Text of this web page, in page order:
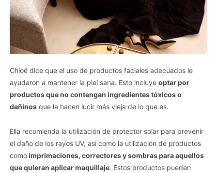
Chloë dice que el uso de productos faciales adecuados le
ayudaron a mantener la piel sana. Esto incluye optar por
productos que no contengan ingredientes tóxicos o
dañinos que la hacen lucir más vieja de lo que es.
Ella recomienda la utilización de protector solar para prevenir
el daño de los rayos UV, así como la utilización de productos
comoimprimaciones, correctores y sombras para aquellos
que quieran aplicar maquillaje. Estos productos pueden